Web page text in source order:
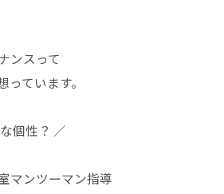
ンスって
ています。
個性？ ／
マンツーマン指導